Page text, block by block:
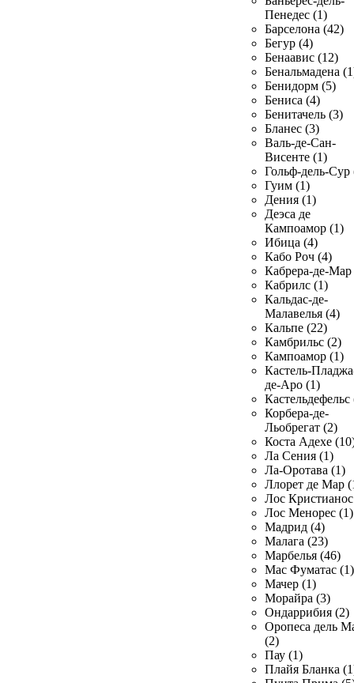
Пенедес (1)
Барселона (42)
Бегур (4)
Бенаавис (12)
Бенальмадена
Бенидорм (5)
Бениса (4)
Бенитачель (3)
Бланес (3)
Валь-де-Сан-
Висенте (1)
Гольф-дель-Сур
Гуим (1)
Дения (1)
Деэса де
Кампоамор (1)
Ибица (4)
Кабо Роч (4)
Кабрера-де-Мар
Кабрилс (1)
Кальдас-де-
Малавелья (4)
Кальпе (22)
Камбрильс (2)
Кампоамор (1)
Кастель-
де-Аро (1)
Кастельдефельс
Корбера-де-
Льобрегат (2)
Коста Адехе
Ла Сения (1)
Ла-Оротава (1)
Ллорет де Мар
Лос
Лос Менорес (1)
Мадрид (4)
Малага (23)
Марбелья (46)
Мас Фуматас (1)
Мачер (1)
Морайра (3)
Ондаррибия (2)
Оропеса дель
(2)
Пау (1)
Плайя Бланка